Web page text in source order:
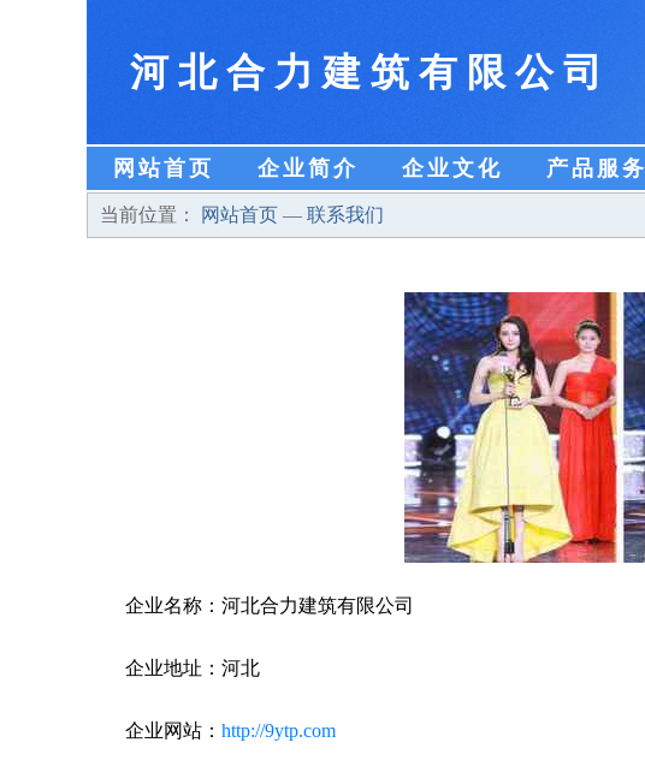
河北合力建筑有限公司
网站首页 企业简介 企业文化 产品服务
当前位置： 网站首页 — 联系我们
企业名称：河北合力建筑有限公司
企业地址：河北
企业网站： http://9ytp.com